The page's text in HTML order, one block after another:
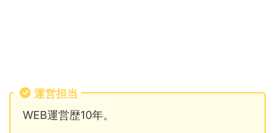
運営担当
WEB運営歴10年。